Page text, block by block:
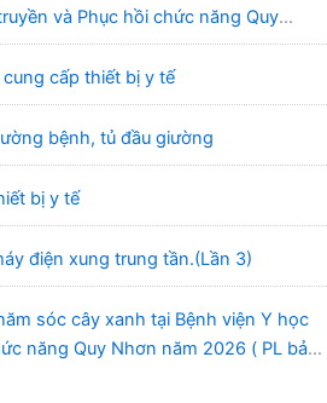
và Phục hồi chức năng Quy
cấp thiết bị y tế
bệnh, tủ đầu giường
bị y tế
điện xung trung tần.(Lần 3)
sóc cây xanh tại Bệnh viện Y học
năng Quy Nhơn năm 2026 ( PL bản
báo giá kèm theo)